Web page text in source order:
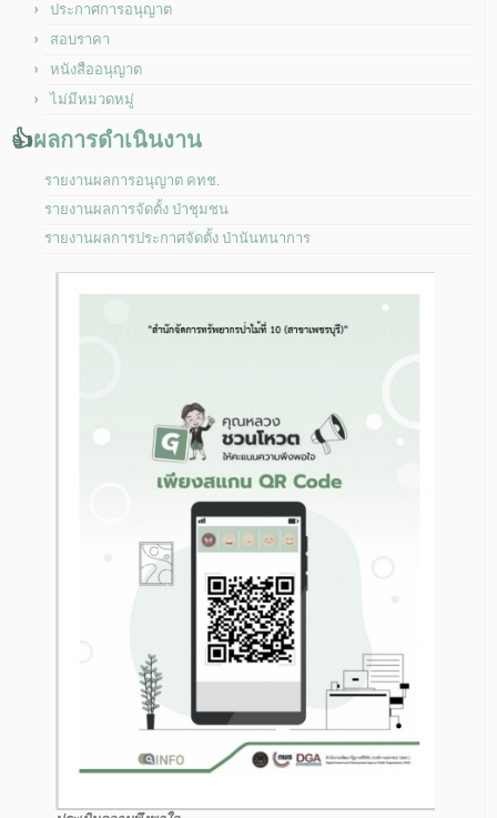
ประกาศการอนุญาต
สอบราคา
หนังสืออนุญาต
ไม่มีหมวดหมู่
👍ผลการดำเนินงาน
รายงานผลการอนุญาต คทช.
รายงานผลการจัดตั้ง ป่าชุมชน
รายงานผลการประกาศจัดตั้ง ป่านันทนาการ